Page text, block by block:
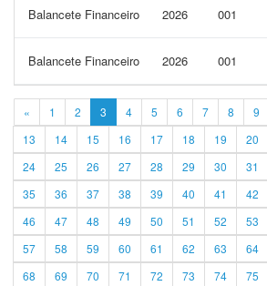
Balancete Financeiro 2026 001
Balancete Financeiro 2026 001
« 1 2 3 4 5 6 7 8 9
13
14 15 16 17 18 19 20
24
25 26 27 28 29 30 31
35
36 37 38 39 40 41 42
46
47 48 49 50 51 52 53
57
58 59 60 61 62 63 64
68
69 70 71 72 73 74 75